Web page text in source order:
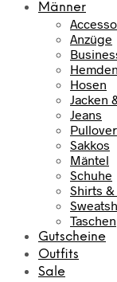
Männer
Anzüge
Hemden
Hosen
Jacken
Jeans
Pullover
Sakkos
Mäntel
Schuhe
Shirts
Taschen
Gutscheine
Outfits
Sale